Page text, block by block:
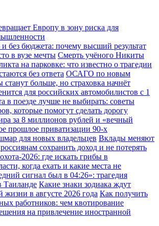
Европу в зону риска для
без бюджета: почему высший результат
в вузе мечты Смерть учёного Никиты
на парковке: что известно о трагедии
без ответа ОСАГО по новым
больше, но страховка начнёт
для российских автомобилистов с 1
в поезде лучше не выбирать: советы
которые помогут сделать дорогу
за 8 миллионов рублей и «вечный
прошлое приватизации 90-х
для новых владельцев Вклады меняют
сохранить доход и не потерять
2026: где искать грибы в
когда ехать и какие места не
сигнал был в 04:26»: трагедия
Таиланде Какие знаки зодиака ждут
в августе 2026 года Как получить
работников: чем квотирование
на привлечение иностранной